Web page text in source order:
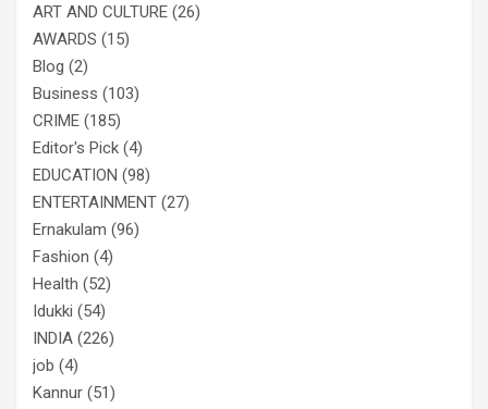
ART AND CULTURE (26)
AWARDS (15)
Blog (2)
Business (103)
CRIME (185)
Editor's Pick (4)
EDUCATION (98)
ENTERTAINMENT (27)
Ernakulam (96)
Fashion (4)
Health (52)
Idukki (54)
INDIA (226)
job (4)
Kannur (51)